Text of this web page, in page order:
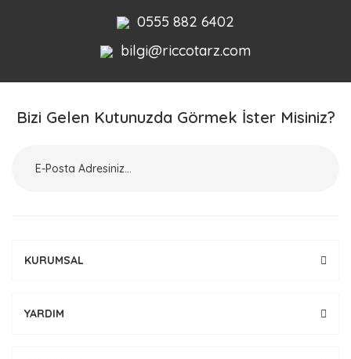
0555 882 6402
bilgi@riccotarz.com
Bizi Gelen Kutunuzda Görmek İster Misiniz?
KURUMSAL
YARDIM